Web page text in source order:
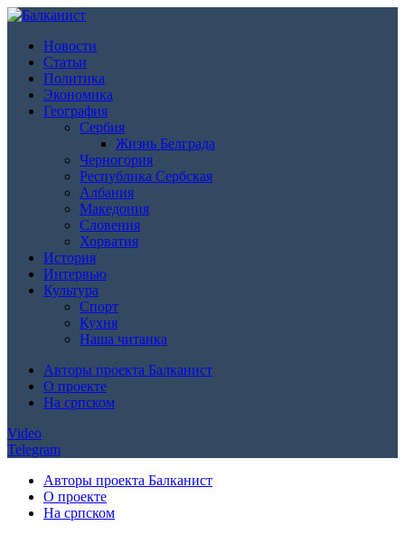
Новости
Статьи
Политика
Экономика
География
Сербия
Жизнь Белграда
Черногория
Республика Сербская
Албания
Македония
Словения
Хорватия
История
Интервью
Культура
Спорт
Кухня
Наша читанка
Авторы проекта Балканист
О проекте
На српском
Video
Telegram
Авторы проекта Балканист
О проекте
На српском